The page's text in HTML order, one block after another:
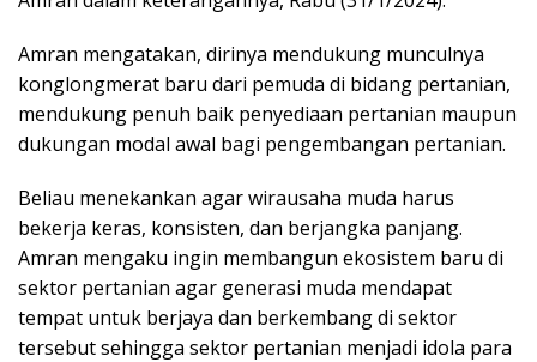
Amran mengatakan, dirinya mendukung munculnya
konglongmerat baru dari pemuda di bidang pertanian,
mendukung penuh baik penyediaan pertanian maupun
dukungan modal awal bagi pengembangan pertanian.
Beliau menekankan agar wirausaha muda harus
bekerja keras, konsisten, dan berjangka panjang.
Amran mengaku ingin membangun ekosistem baru di
sektor pertanian agar generasi muda mendapat
tempat untuk berjaya dan berkembang di sektor
tersebut sehingga sektor pertanian menjadi idola para